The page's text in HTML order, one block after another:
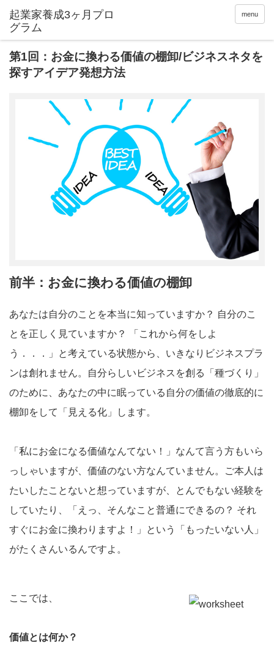
起業家養成3ヶ月プロ
グラム
menu
第1回：お金に換わる価値の棚卸/ビジネスネタを
探すアイデア発想方法
前半：お金に換わる価値の棚卸
あなたは自分のことを本当に知っていますか？ 自分のこ
とを正しく見ていますか？ 「これから何をしよ
う．．．」と考えている状態から、いきなりビジネスプラ
ンは創れません。自分らしいビジネスを創る「種づくり」
のために、あなたの中に眠っている自分の価値の徹底的に
棚卸をして「見える化」します。
「私にお金になる価値なんてない！」なんて言う方もいら
っしゃいますが、価値のない方なんていません。ご本人は
たいしたことないと想っていますが、とんでもない経験を
していたり、「えっ、そんなこと普通にできるの？ それ
すぐにお金に換わりますよ！」という「もったいない人」
がたくさんいるんですよ。
ここでは、
価値とは何か？